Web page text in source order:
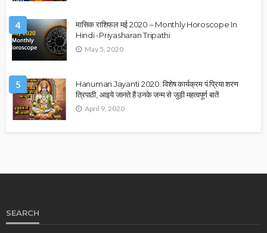
4
मासिक राशिफल मई 2020 – Monthly Horoscope In
Hindi -Priyasharan Tripathi
May 5, 2020
5
Hanuman Jayanti 2020: विशेष कार्यक्रम पं.प्रिया शरण
त्रिपाठी, आइये जानते हैं उनके जन्म से जुड़ी महत्वपूर्ण बातें
April 9, 2020
SEARCH